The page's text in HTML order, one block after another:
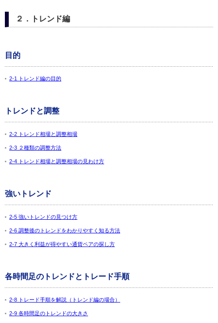
２．トレンド編
目的
2-1 トレンド編の目的
トレンドと調整
2-2 トレンド相場と調整相場
2-3 ２種類の調整方法
2-4 トレンド相場と調整相場の見わけ方
強いトレンド
2-5 強いトレンドの見つけ方
2-6 調整後のトレンドをわかりやすく知る方法
2-7 大きく利益が得やすい通貨ペアの探し方
各時間足のトレンドとトレード手順
2-8 トレード手順を解説（トレンド編の場合）
2-9 各時間足のトレンドの大きさ